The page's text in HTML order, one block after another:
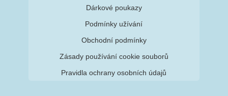
Dárkové poukazy
Podmínky užívání
Obchodní podmínky
Zásady používání cookie souborů
Pravidla ochrany osobních údajů